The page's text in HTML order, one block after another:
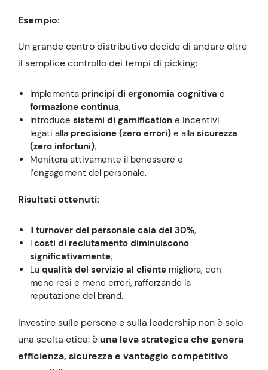
Esempio:
Un grande centro distributivo decide di andare oltre
il semplice controllo dei tempi di picking:
Implementa principi di ergonomia cognitiva e
formazione continua,
Introduce sistemi di gamification e incentivi
legati alla precisione (zero errori) e alla sicurezza
(zero infortuni),
Monitora attivamente il benessere e
l’engagement del personale.
Risultati ottenuti:
Il turnover del personale cala del 30%,
I costi di reclutamento diminuiscono
significativamente,
La qualità del servizio al cliente migliora, con
meno resi e meno errori, rafforzando la
reputazione del brand.
Investire sulle persone e sulla leadership non è solo
una scelta etica: è una leva strategica che genera
efficienza, sicurezza e vantaggio competitivo